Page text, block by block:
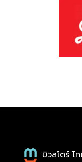
มิวสโตร์ ไ